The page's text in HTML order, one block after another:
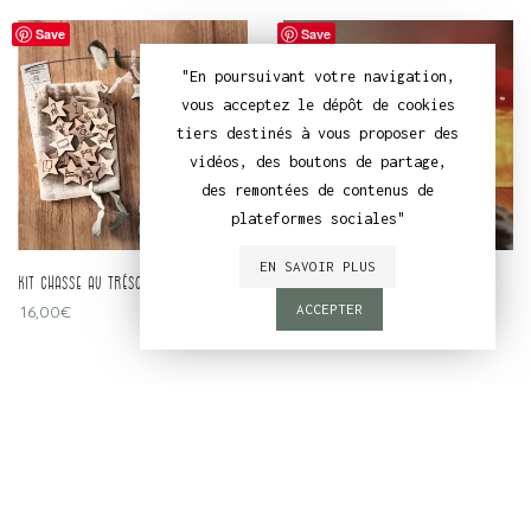
Save
kit chasse au trésor
16,00€
Save
porte petite souris
24,00€–
"En poursuivant votre navigation,
vous acceptez le dépôt de cookies
tiers destinés à vous proposer des
vidéos, des boutons de partage,
des remontées de contenus de
plateformes sociales"
EN SAVOIR PLUS
ACCEPTER